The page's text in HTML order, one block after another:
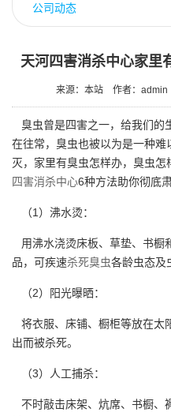
公司动态
天河四害消杀中心家里
来源：本站 作者：admin
臭虫曾是四害之一，给我们的
在往常，臭虫也被以为是一种
灭，家里有臭虫怎样办，臭虫怎
四害消杀中心6种方法助你彻底
（1）沸水烫：
用沸水浇烫床板、草垫、书橱
品，可疾速杀死臭虫各龄虫态及
（2）阳光曝晒：
将衣服、床铺、橱柜等放在太
出而被杀死。
（3）人工捕杀：
不时敲击床架、炕席、书橱、